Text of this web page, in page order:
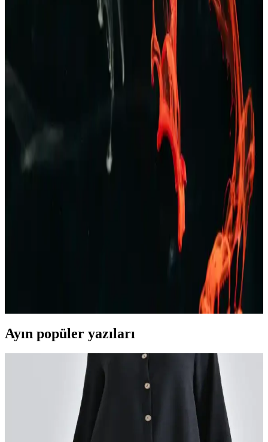
Erkekler İçin Zara Pantolon ve Kot Seçenekleri:
Tarzınızı Yansıtan Şık ve Konforlu Koleksiyonlar
Zara’nın geniş erkek pantolon ve kot koleksiyonlarıyla şıklık ve
konforu bir arada yakalayın. Günlük ve resmi tarzlara uygun
modellerle kendinizi ifade edin.
TAMPAP Erkek Baskılı Kısa Kollu Pijama Takımı
TAMPAP erkek baskılı kısa kollu pijama takımı, hafif, nefes alabilir
pamuklu kumaşı ve şık tasarımıyla yaz aylarına uygun konfor sağlar.
Erkek Bej Rengi Ceketler: Çok Yönlü ve Şık Giyim
Seçenekleri Rehberi
Bej rengi erkek ceketler, çok yönlülüğü ve şıklığıyla her sezon ve
ortamda tercih edilir. Farklı modeller ve kombinasyon önerileriyle
Erkek Kot Şort Modası 2023: Yaz Aylarında Şık ve
Yaz aylarında rahat ve şık kalmak isteyen erkekler için kot şortlar,
farklı kesim ve renk seçenekleriyle ideal tercih. Günlük, spor ve
resmi olmayan ortamlar için uygun modellerle tarzınızı yansıtın.
Ayın popüler yazıları